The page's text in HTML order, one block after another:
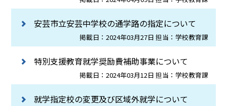
安芸市立安芸中学校の通学路の指定について
掲載日：2024年03月27日 担当：学校教育課
特別支援教育就学奨励費補助事業について
掲載日：2024年03月12日 担当：学校教育課
就学指定校の変更及び区域外就学について